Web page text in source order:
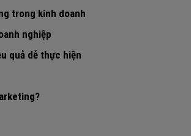
trong kinh doanh
nghiệp
quả dễ thực hiện
hạn chế mua data
hàng